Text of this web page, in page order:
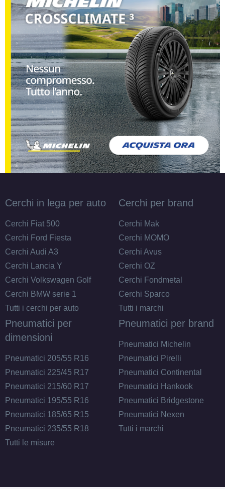
Cerchi in lega per auto
Cerchi Fiat 500
Cerchi Ford Fiesta
Cerchi Audi A3
Cerchi Lancia Y
Cerchi Volkswagen Golf
Cerchi BMW serie 1
Tutti i cerchi per auto
Cerchi per brand
Cerchi Mak
Cerchi MOMO
Cerchi Avus
Cerchi OZ
Cerchi Fondmetal
Cerchi Sparco
Tutti i marchi
Pneumatici per
dimensioni
Pneumatici 205/55 R16
Pneumatici 225/45 R17
Pneumatici 215/60 R17
Pneumatici 195/55 R16
Pneumatici 185/65 R15
Pneumatici 235/55 R18
Tutti le misure
Pneumatici per brand
Pneumatici Michelin
Pneumatici Pirelli
Pneumatici Continental
Pneumatici Hankook
Pneumatici Bridgestone
Pneumatici Nexen
Tutti i marchi